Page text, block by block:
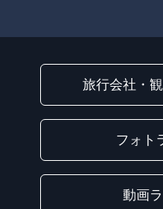
旅行会社・
フォト
動画